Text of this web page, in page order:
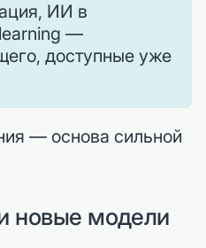
ИИ в
—
доступные уже
— основа сильной
новые модели